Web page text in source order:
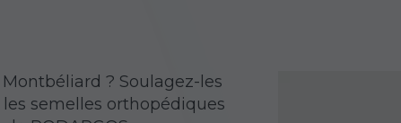
? Soulagez-les
semelles orthopédiques